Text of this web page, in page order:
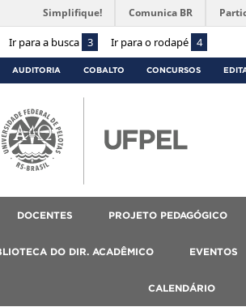
Ir para a busca 3 Ir para o rodapé 4
Simplifique! Comunica BR
AUDITORIA COBALTO CONCURSOS
DOCENTES PROJETO PEDAGÓGICO
DO DIR. ACADÊMICO EVENTOS
CALENDÁRIO